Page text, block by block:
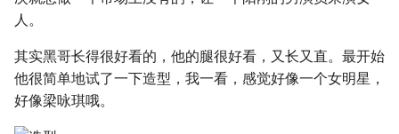
人。
其实黑哥长得很好看的，他的腿很好看，又长又直。最开始
他很简单地试了一下造型，我一看，感觉好像一个女明星，
好像梁咏琪哦。